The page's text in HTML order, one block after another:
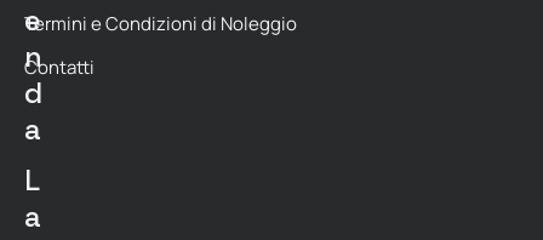
e
n
d
a
L
a
Termini e Condizioni di Noleggio
Contatti